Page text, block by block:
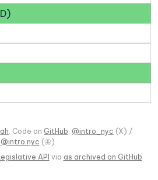
. Code on GitHub. @intro_nyc (X) /
@intro.nyc (🦋)
API via as archived on GitHub